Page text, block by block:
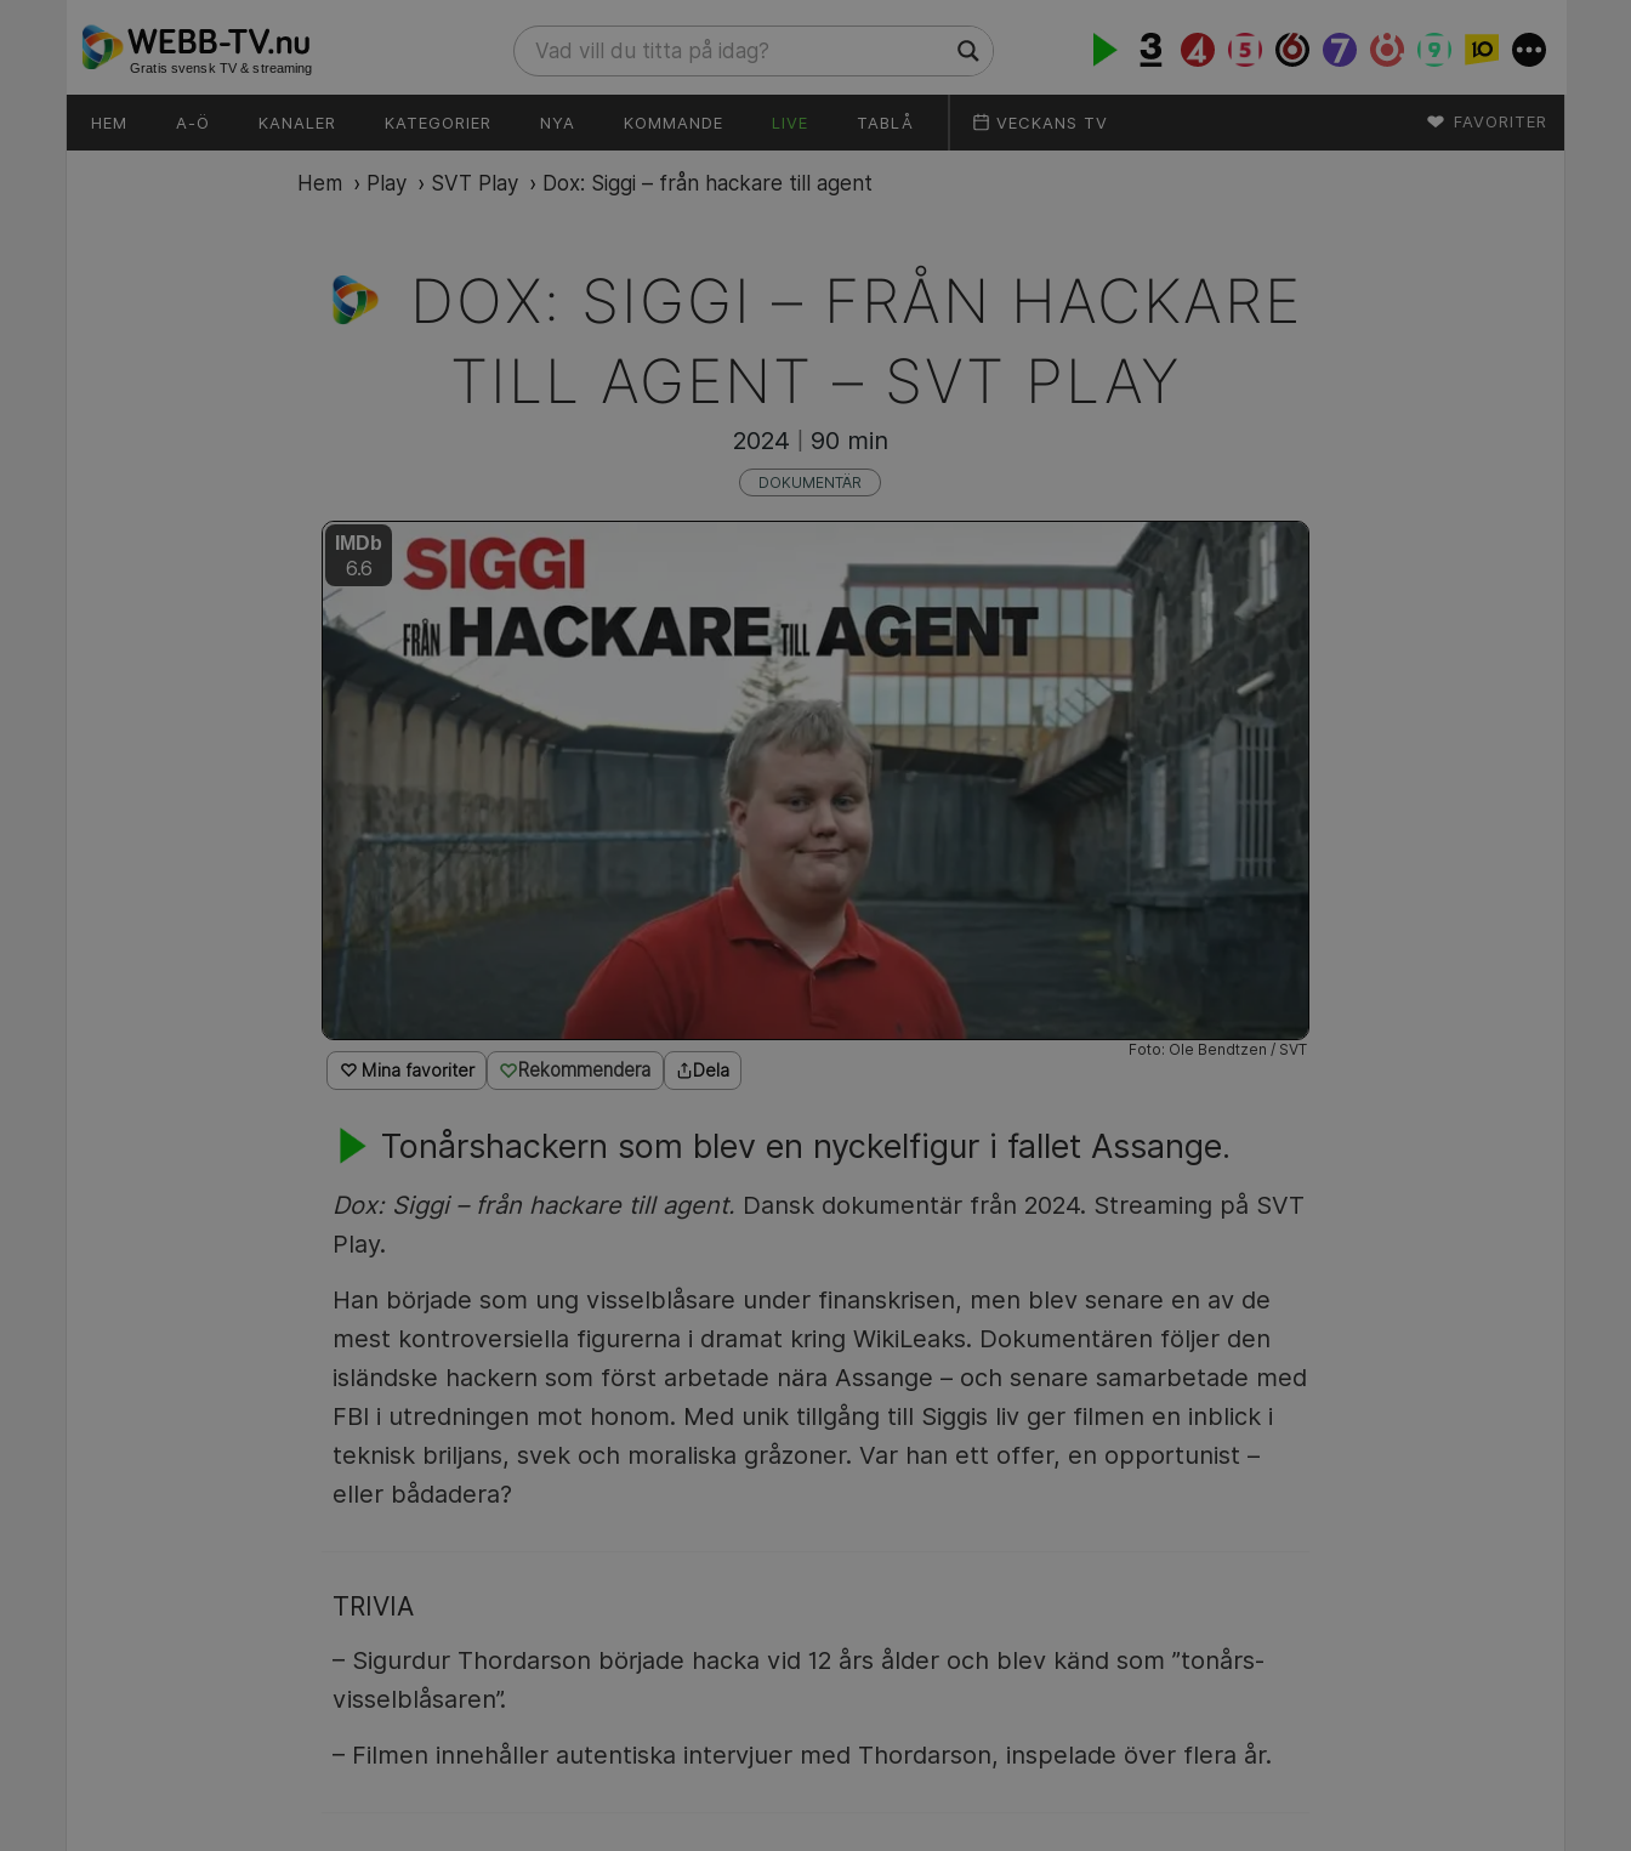
Gratis svensk TV & streaming
HEM A-Ö KANALER KATEGORIER NYA KOMMANDE LIVE TABLÅ VECKANS TV ♥ FAVORITER
Hem › Play › SVT Play › Dox: Siggi – från hackare till agent
DOX: SIGGI – FRÅN HACKARE
TILL AGENT – SVT PLAY
♡ Mina favoriter Rekommendera Dela
Tonårshackern som blev en nyckelfigur i fallet Assange.
Dox: Siggi – från hackare till agent. Dansk dokumentär från 2024. Streaming på SVT
Play.
Han började som ung visselblåsare under finanskrisen, men blev senare en av de
mest kontroversiella figurerna i dramat kring WikiLeaks. Dokumentären följer den
isländske hackern som först arbetade nära Assange – och senare samarbetade med
FBI i utredningen mot honom. Med unik tillgång till Siggis liv ger filmen en inblick i
teknisk briljans, svek och moraliska gråzoner. Var han ett offer, en opportunist –
eller bådadera?
TRIVIA
– Sigurdur Thordarson började hacka vid 12 års ålder och blev känd som ”tonårs-
visselblåsaren”.
– Filmen innehåller autentiska intervjuer med Thordarson, inspelade över flera år.
Foto: Ole Bendtzen / SVT
2024 90 min
DOKUMENTÄR
IMDb
6.6